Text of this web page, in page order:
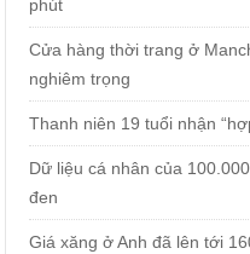
phút
Cửa hàng thời trang ở
nghiêm trọng
Thanh niên 19 tuổi nhận
Dữ liệu cá nhân của
đen
Giá xăng ở Anh đã lên tới